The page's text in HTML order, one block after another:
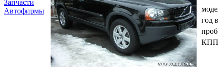
Запчасти
Автофирмы
год
КПП